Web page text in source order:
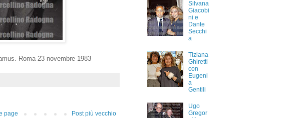
Roma 23 novembre 1983
Post più vecchio
page
Silvana
Giacobi
ni e
Dante
Secchi
a
Tiziana
Ghiretti
con
Eugeni
a
Gentili
Ugo
Gregor